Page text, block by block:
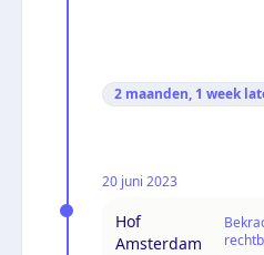
2 maanden, 1 week
20 juni 2023
Hof
Amsterdam